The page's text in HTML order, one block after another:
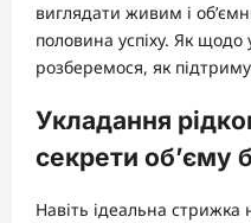
виглядати живим і
половина успіху. Як
розберемося, як
Укладання
секрети об’єму
Навіть ідеальна стрижка